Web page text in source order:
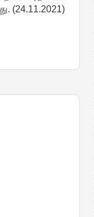
(24.11.2021)